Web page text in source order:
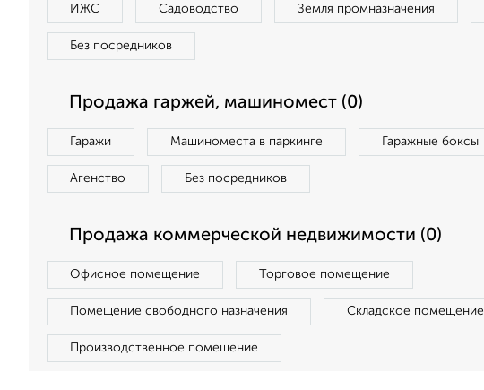
ИЖС Садоводство Земля промназначения
Без посредников
Продажа гаржей, машиномест (0)
Гаражи Машиноместа в паркинге Гаражные боксы
Агенство Без посредников
Продажа коммерческой недвижимости (0)
Офисное помещение Торговое помещение
Помещение свободного назначения Складское помещение
Производственное помещение